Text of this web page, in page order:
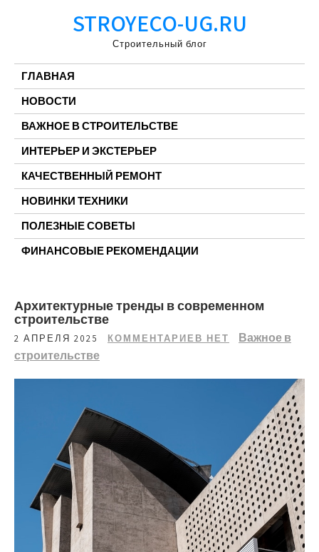
STROYECO-UG.RU
Строительный блог
ГЛАВНАЯ
НОВОСТИ
ВАЖНОЕ В СТРОИТЕЛЬСТВЕ
ИНТЕРЬЕР И ЭКСТЕРЬЕР
КАЧЕСТВЕННЫЙ РЕМОНТ
НОВИНКИ ТЕХНИКИ
ПОЛЕЗНЫЕ СОВЕТЫ
ФИНАНСОВЫЕ РЕКОМЕНДАЦИИ
Архитектурные тренды в современном
строительстве
2 АПРЕЛЯ 2025 КОММЕНТАРИЕВ НЕТ
Важное в
строительстве